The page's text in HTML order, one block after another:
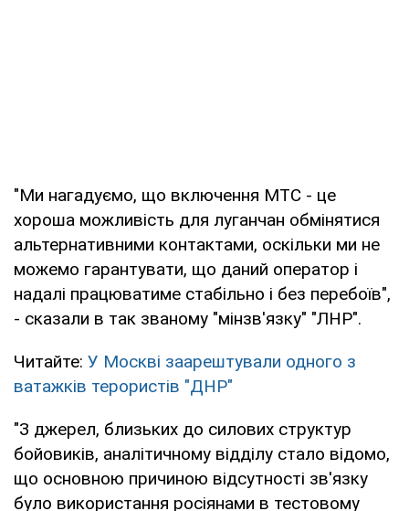
"Ми нагадуємо, що включення МТС - це
хороша можливість для луганчан обмінятися
альтернативними контактами, оскільки ми не
можемо гарантувати, що даний оператор і
надалі працюватиме стабільно і без перебоїв",
- сказали в так званому "мінзв'язку" "ЛНР".
Читайте: У Москві заарештували одного з
ватажків терористів "ДНР"
"З джерел, близьких до силових структур
бойовиків, аналітичному відділу стало відомо,
що основною причиною відсутності зв'язку
було використання росіянами в тестовому